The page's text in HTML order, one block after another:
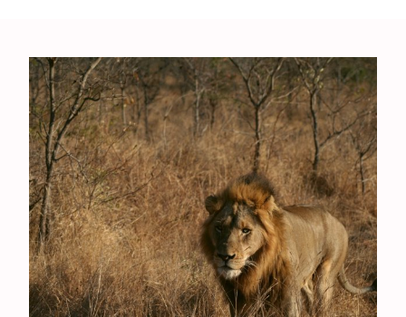
Stilte
T
Toekomst
Trouw
Twijfel
V
Verbond
Verdriet
Vergeving
Verlangen
Verleiding